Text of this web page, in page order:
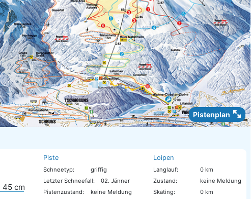
Pistenplan
45cm
Piste
Schneetyp:
griffig
Letzter Schneefall:
02. Jänner
Pistenzustand:
keine Meldung
Loipen
Langlauf:
0 km
Zustand:
keine Meldung
Skating:
0 km